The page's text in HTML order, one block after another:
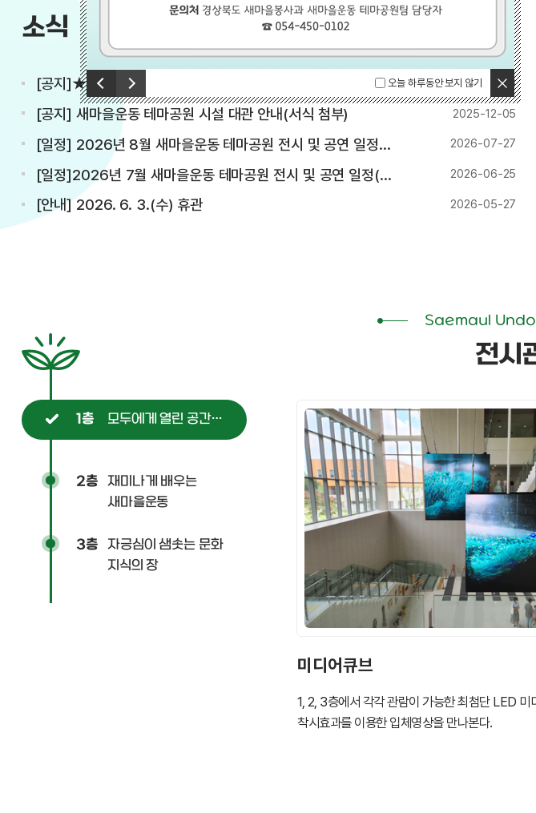
이전 다음 오늘 하루동안 보지 않기
닫기
소식
[공지]★대관 예약 변경 안내★ 2026-02-26
[공지] 새마을운동 테마공원 시설 대관 안내(서식 첨부) 2025-12-05
[일정] 2026년 8월 새마을운동 테마공원 전시 및 공연 일정(7.27. 기준) 2026-07-27
[일정]2026년 7월 새마을운동 테마공원 전시 및 공연 일정(7.2. 기준) 2026-06-25
[안내] 2026. 6. 3.(수) 휴관 2026-05-27
행사·이벤트
Saemaul
전시
1층 모두에게 열린 공간으로
미디어큐브
1, 2, 3층에서 각각 관람이 가능한 최첨단 LED 미
착시효과를 이용한 입체영상을 만나본다.
2층 재미나게 배우는
새마을운동
3층 자긍심이 샘솟는 문화
지식의 장